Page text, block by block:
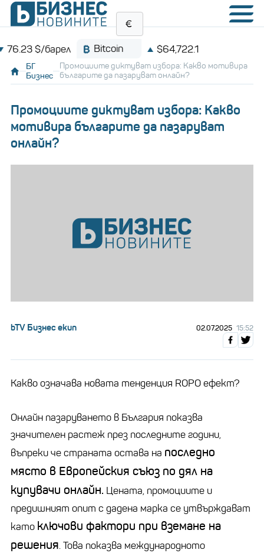
$/барел Bitcoin $64,722.1
БГ
Бизнес
Промоциите диктуват избора: Какво мотивира
българите да пазаруват онлайн?
Промоциите диктуват избора: Какво
мотивира българите да пазаруват
онлайн?
bTV Бизнес екип 02.07.2025 15:52
Какво означава новата тенденция ROPO ефект?
Онлайн пазаруването в България показва
значителен растеж през последните години,
въпреки че страната остава на последно
място в Европейския съюз по дял на
купувачи онлайн. Цената, промоциите и
предишният опит с дадена марка се утвърждават
като ключови фактори при вземане на
решения. Това показва международното